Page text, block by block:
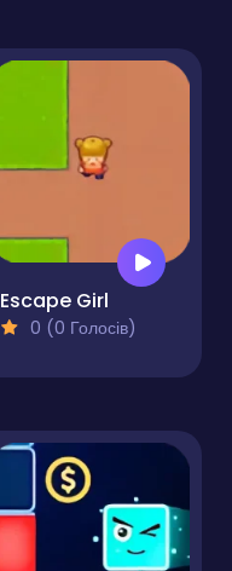
Escape Girl
0 (0 Голосів)